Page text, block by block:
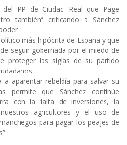
PP de Ciudad Real que Page
también” criticando a Sánchez
más hipócrita de España y que
seguir gobernada por el miedo de
proteger las siglas de su partido
a aparentar rebeldía para salvar su
permite que Sánchez continúe
con la falta de inversiones, la
agricultores y el uso de
para pagar los peajes de